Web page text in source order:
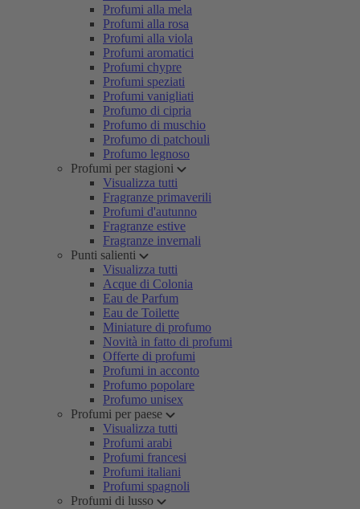
Profumi alla mela
Profumi alla rosa
Profumi alla viola
Profumi aromatici
Profumi chypre
Profumi speziati
Profumi vanigliati
Profumo di cipria
Profumo di muschio
Profumo di patchouli
Profumo legnoso
Profumi per stagioni
Visualizza tutti
Fragranze primaverili
Profumi d'autunno
Fragranze estive
Fragranze invernali
Punti salienti
Visualizza tutti
Acque di Colonia
Eau de Parfum
Eau de Toilette
Miniature di profumo
Novità in fatto di profumi
Offerte di profumi
Profumi in acconto
Profumo popolare
Profumo unisex
Profumi per paese
Visualizza tutti
Profumi arabi
Profumi francesi
Profumi italiani
Profumi spagnoli
Profumi di lusso